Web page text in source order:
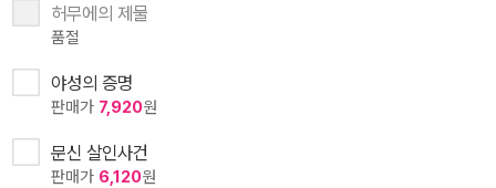
허무에의 제물
품절
야성의 증명
판매가 7,920원
문신 살인사건
판매가 6,120원